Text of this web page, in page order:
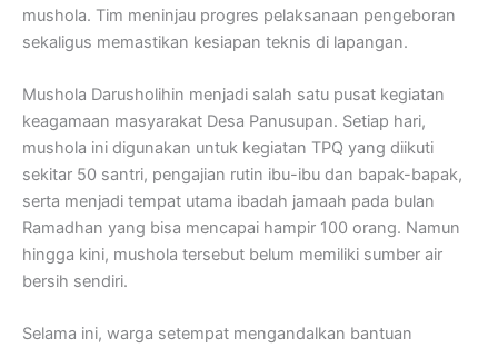
mushola. Tim meninjau progres pelaksanaan pengeboran
sekaligus memastikan kesiapan teknis di lapangan.
Mushola Darusholihin menjadi salah satu pusat kegiatan
keagamaan masyarakat Desa Panusupan. Setiap hari,
mushola ini digunakan untuk kegiatan TPQ yang diikuti
sekitar 50 santri, pengajian rutin ibu-ibu dan bapak-bapak,
serta menjadi tempat utama ibadah jamaah pada bulan
Ramadhan yang bisa mencapai hampir 100 orang. Namun
hingga kini, mushola tersebut belum memiliki sumber air
bersih sendiri.
Selama ini, warga setempat mengandalkan bantuan